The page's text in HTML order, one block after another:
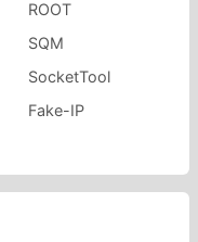
ROOT
SQM
SocketTool
Fake-IP